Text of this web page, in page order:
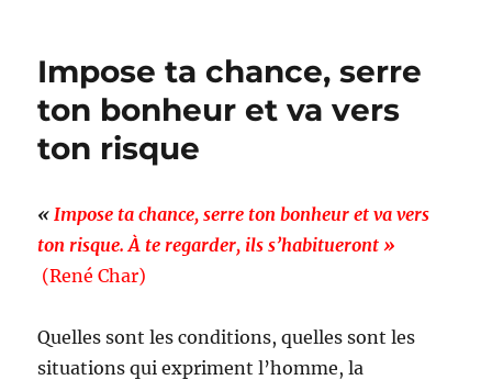
Impose ta chance, serre
ton bonheur et va vers
ton risque
«Impose ta chance, serre ton bonheur et va vers
ton risque. À te regarder, ils s’habitueront »
(René Char)
Quelles sont les conditions, quelles sont les
situations qui expriment l’homme, la